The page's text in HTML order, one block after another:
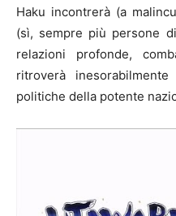
Haku incontrerà (a
(sì, sempre più persone
relazioni profonde,
ritroverà
politiche della potente